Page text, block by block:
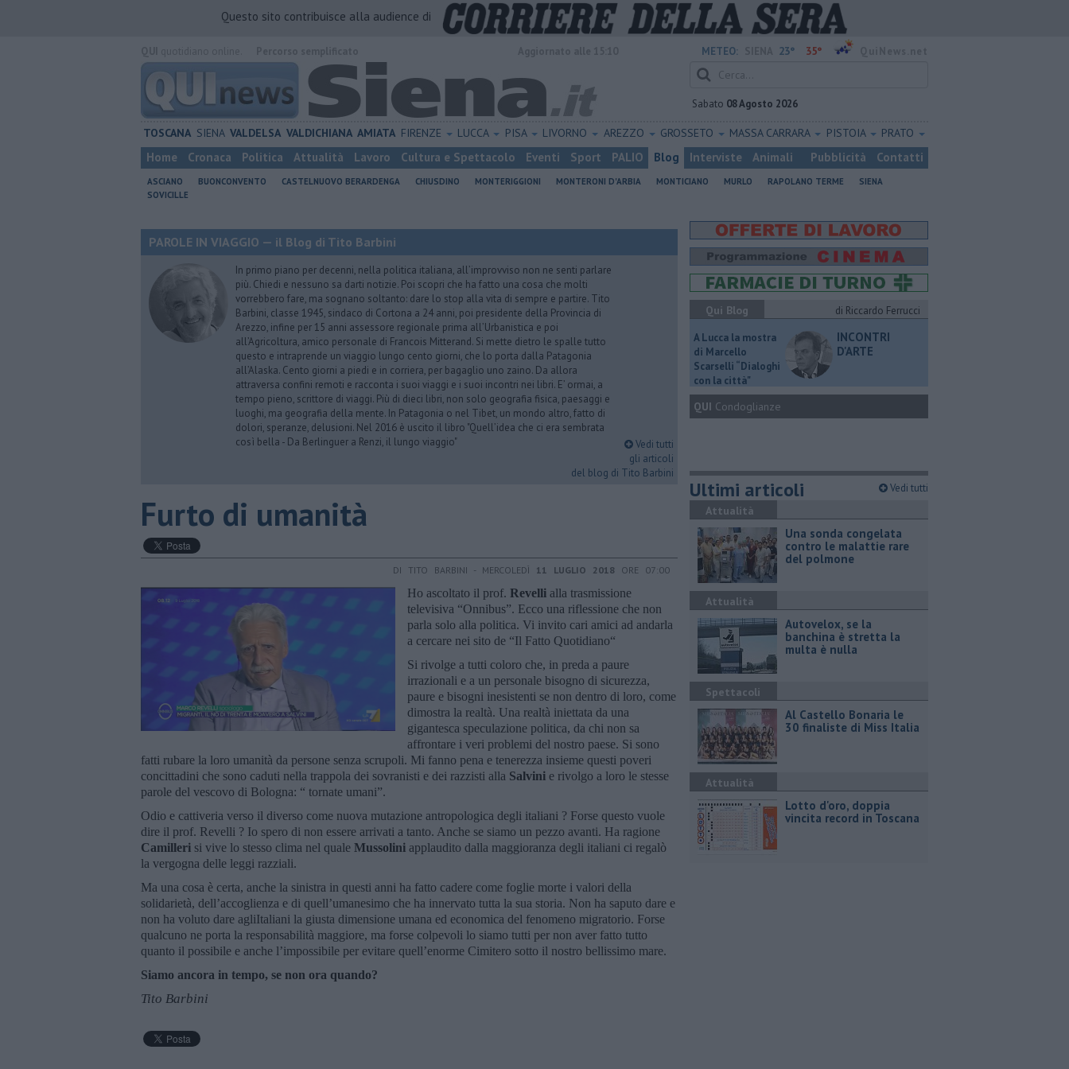
Questo sito contribuisce alla audience di
METEO: 23° 35°
Sabato 08 Agosto 2026
TOSCANA SIENA VALDELSA VALDICHIANA AMIATA FIRENZE LUCCA PISA LIVORNO AREZZO GROSSETO MASSA CARRARA PISTOIA PRATO
Home Cronaca Politica Attualità Lavoro Cultura e Spettacolo Eventi Sport PALIO Blog Interviste Animali Pubblicità Contatti
ASCIANO BUONCONVENTO CASTELNUOVO BERARDENGA CHIUSDINO MONTERIGGIONI MONTERONI D'ARBIA MONTICIANO MURLO RAPOLANO TERME
SIENA
SOVICILLE
PAROLE IN VIAGGIO — il Blog di Tito Barbini
In primo piano per decenni, nella politica italiana, all’improvviso non ne senti parlare
più. Chiedi e nessuno sa darti notizie. Poi scopri che ha fatto una cosa che molti
vorrebbero fare, ma sognano soltanto: dare lo stop alla vita di sempre e partire. Tito
Barbini, classe 1945, sindaco di Cortona a 24 anni, poi presidente della Provincia di
Arezzo, infine per 15 anni assessore regionale prima all’Urbanistica e poi
all’Agricoltura, amico personale di Francois Mitterand. Si mette dietro le spalle tutto
questo e intraprende un viaggio lungo cento giorni, che lo porta dalla Patagonia
all’Alaska. Cento giorni a piedi e in corriera, per bagaglio uno zaino. Da allora
attraversa confini remoti e racconta i suoi viaggi e i suoi incontri nei libri. E’ ormai, a
tempo pieno, scrittore di viaggi. Più di dieci libri, non solo geografia fisica, paesaggi e
luoghi, ma geografia della mente. In Patagonia o nel Tibet, un mondo altro, fatto di
dolori, speranze, delusioni. Nel 2016 è uscito il libro "Quell’idea che ci era sembrata
così bella - Da Berlinguer a Renzi, il lungo viaggio"
Vedi tutti
gli articoli
del blog di Tito Barbini
​Furto di umanità
DI TITO BARBINI - MERCOLEDÌ 11 LUGLIO 2018 ORE 07:00
Ho ascoltato il prof. Revelli alla trasmissione
televisiva “Onnibus”. Ecco una riflessione che non
parla solo alla politica. Vi invito cari amici ad andarla
a cercare nei sito de “Il Fatto Quotidiano“
Si rivolge a tutti coloro che, in preda a paure
irrazionali e a un personale bisogno di sicurezza,
paure e bisogni inesistenti se non dentro di loro, come
dimostra la realtà. Una realtà iniettata da una
gigantesca speculazione politica, da chi non sa
affrontare i veri problemi del nostro paese. Si sono
fatti rubare la loro umanità da persone senza scrupoli. Mi fanno pena e tenerezza insieme questi poveri
concittadini che sono caduti nella trappola dei sovranisti e dei razzisti alla Salvini e rivolgo a loro le stesse
parole del vescovo di Bologna: “ tornate umani”.
Odio e cattiveria verso il diverso come nuova mutazione antropologica degli italiani ? Forse questo vuole
dire il prof. Revelli ? Io spero di non essere arrivati a tanto. Anche se siamo un pezzo avanti. Ha ragione
Camilleri si vive lo stesso clima nel quale Mussolini applaudito dalla maggioranza degli italiani ci regalò
la vergogna delle leggi razziali.
Ma una cosa è certa, anche la sinistra in questi anni ha fatto cadere come foglie morte i valori della
solidarietà, dell’accoglienza e di quell’umanesimo che ha innervato tutta la sua storia. Non ha saputo dare e
non ha voluto dare agliItaliani la giusta dimensione umana ed economica del fenomeno migratorio. Forse
qualcuno ne porta la responsabilità maggiore, ma forse colpevoli lo siamo tutti per non aver fatto tutto
quanto il possibile e anche l’impossibile per evitare quell’enorme Cimitero sotto il nostro bellissimo mare.
Siamo ancora in tempo, se non ora quando?
Tito Barbini
Qui Blog
di Riccardo Ferrucci
A Lucca la mostra
di Marcello
Scarselli “Dialoghi
con la città"
INCONTRI
D'ARTE
QUI Condoglianze
Ultimi articoli Vedi tutti
Attualità
Una sonda congelata
contro le malattie rare
del polmone
Attualità
Autovelox, se la
banchina è stretta la
multa è nulla
Spettacoli
Al Castello Bonaria le
30 finaliste di Miss Italia
Attualità
Lotto d'oro, doppia
vincita record in Toscana